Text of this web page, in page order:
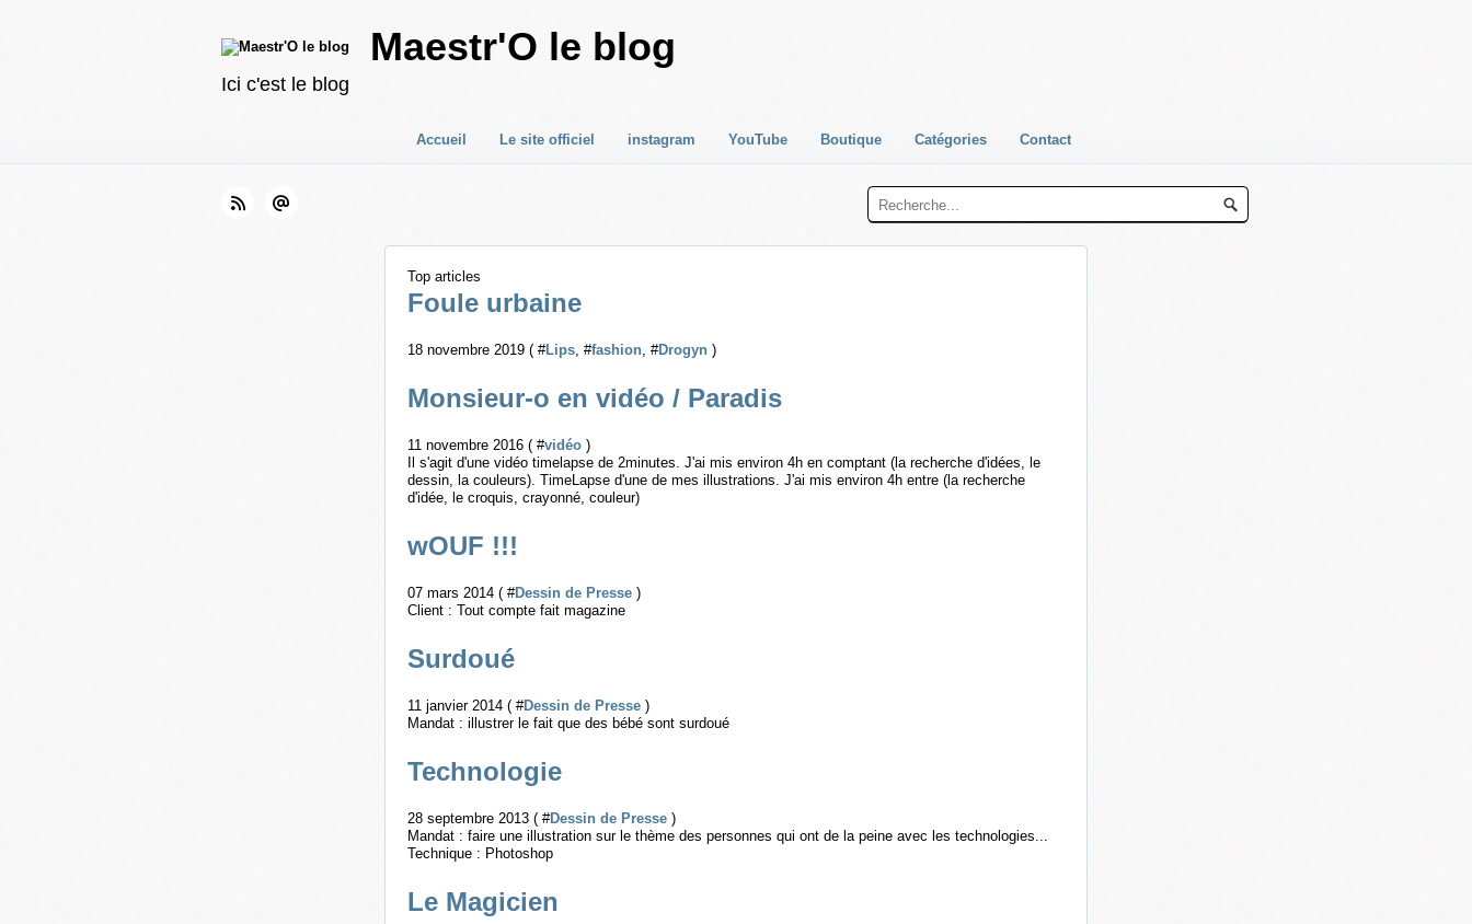
Maestr'O le blog
Ici c'est le blog
Accueil Le site officiel instagram YouTube Boutique Catégories Contact
Top articles
Foule urbaine
18 novembre 2019 ( #Lips, #fashion, #Drogyn )
Monsieur-o en vidéo / Paradis
11 novembre 2016 ( #vidéo )
Il s'agit d'une vidéo timelapse de 2minutes. J'ai mis environ 4h en comptant (la recherche d'idées, le
dessin, la couleurs). TimeLapse d'une de mes illustrations. J'ai mis environ 4h entre (la recherche
d'idée, le croquis, crayonné, couleur)
wOUF !!!
07 mars 2014 ( #Dessin de Presse )
Client : Tout compte fait magazine
Surdoué
11 janvier 2014 ( #Dessin de Presse )
Mandat : illustrer le fait que des bébé sont surdoué
Technologie
28 septembre 2013 ( #Dessin de Presse )
Mandat : faire une illustration sur le thème des personnes qui ont de la peine avec les technologies...
Technique : Photoshop
Le Magicien